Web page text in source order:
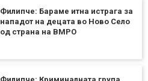
Филипче: Бараме итна истрага за
нападот на децата во Ново Село
од страна на ВМРО